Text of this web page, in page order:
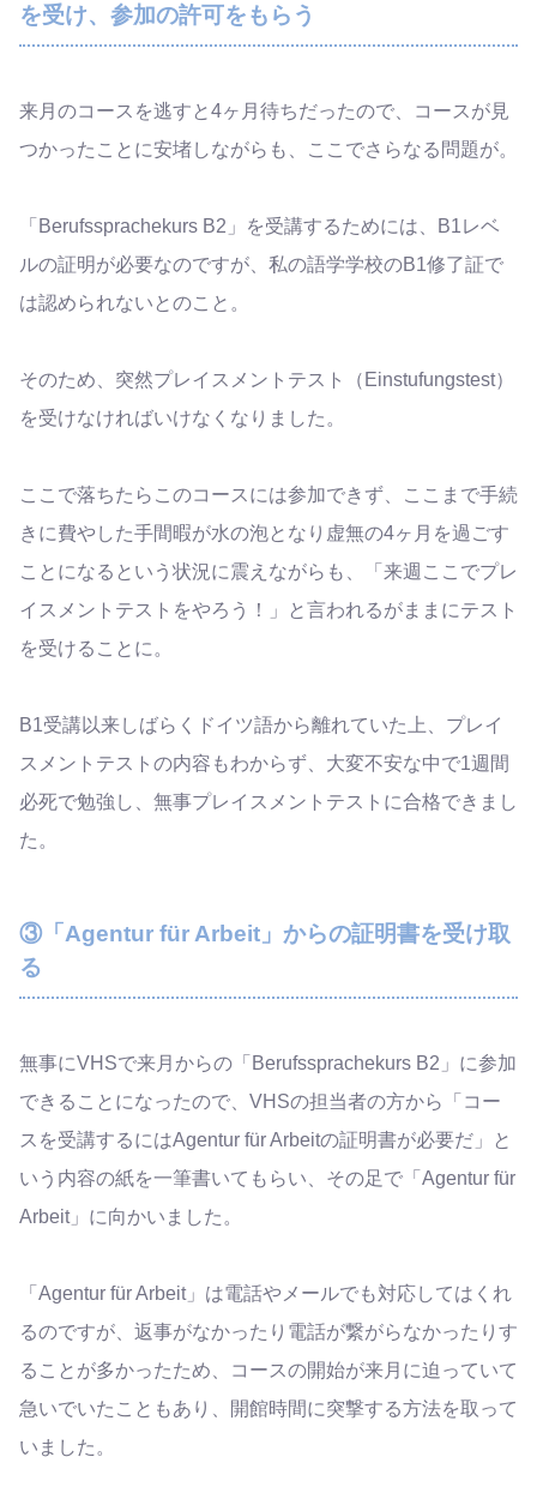
を受け、参加の許可をもらう
来月のコースを逃すと4ヶ月待ちだったので、コースが見
つかったことに安堵しながらも、ここでさらなる問題が。
「Berufssprachekurs B2」を受講するためには、B1レベ
ルの証明が必要なのですが、私の語学学校のB1修了証で
は認められないとのこと。
そのため、突然プレイスメントテスト（Einstufungstest）
を受けなければいけなくなりました。
ここで落ちたらこのコースには参加できず、ここまで手続
きに費やした手間暇が水の泡となり虚無の4ヶ月を過ごす
ことになるという状況に震えながらも、「来週ここでプレ
イスメントテストをやろう！」と言われるがままにテスト
を受けることに。
B1受講以来しばらくドイツ語から離れていた上、プレイ
スメントテストの内容もわからず、大変不安な中で1週間
必死で勉強し、無事プレイスメントテストに合格できまし
た。
③「Agentur für Arbeit」からの証明書を受け取
る
無事にVHSで来月からの「Berufssprachekurs B2」に参加
できることになったので、VHSの担当者の方から「コー
スを受講するにはAgentur für Arbeitの証明書が必要だ」と
いう内容の紙を一筆書いてもらい、その足で「Agentur für
Arbeit」に向かいました。
「Agentur für Arbeit」は電話やメールでも対応してはくれ
るのですが、返事がなかったり電話が繋がらなかったりす
ることが多かったため、コースの開始が来月に迫っていて
急いでいたこともあり、開館時間に突撃する方法を取って
いました。